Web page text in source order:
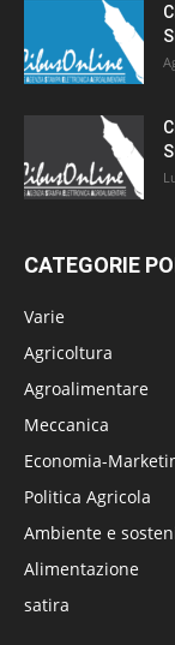
CATEGORIE
Varie
Agricoltura
Agroalimentare
Meccanica
Economia-
Politica Agricola
Ambiente e
Alimentazione
satira